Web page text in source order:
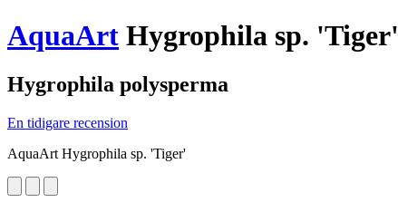
AquaArt Hygrophila sp. 'Tiger'
Hygrophila polysperma
En tidigare recension
AquaArt Hygrophila sp. 'Tiger'